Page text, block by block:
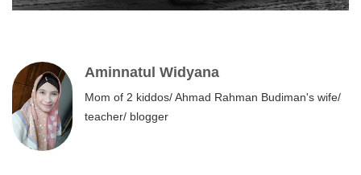
Aminnatul Widyana
Mom of 2 kiddos/ Ahmad Rahman Budiman's wife/
teacher/ blogger